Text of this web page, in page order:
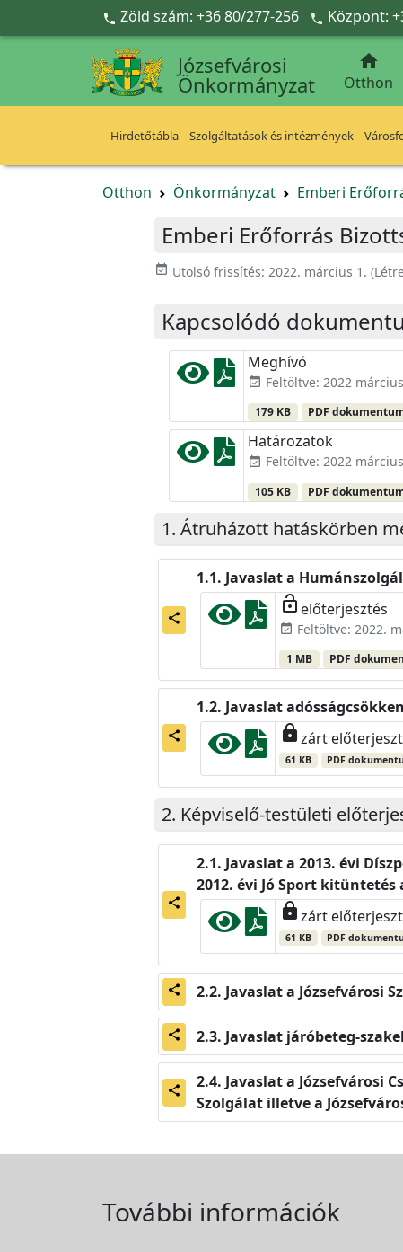
Ugrás a fő tartalomra
 Zöld szám: +36 80/277-256  Központ:
Józsefvárosi
Önkormányzat

Otthon
Hirdetőtábla Szolgáltatások és intézmények
Otthon Önkormányzat Emberi
Emberi Erőforrás
event_available Utolsó frissítés: 2022. március 1.
Kapcsolódó
Meghívó
event_available Feltöltve: 2022
179 KB PDF
Határozatok
event_available Feltöltve: 2022
105 KB PDF
Átruházott hatáskörben
share
Javaslat a
lock_open előterjesztés
event_available Feltöltve: 2022.
1 MB PDF
share
Javaslat
lockzárt
61 KB PDF
Képviselő-testületi
share
Javaslat a 2013. évi
2012. évi Jó Sport
lockzárt
61 KB PDF
share Javaslat a Józsefvárosi
share Javaslat járóbeteg-
share
Javaslat a Józsefvárosi
Szolgálat illetve a
További információk